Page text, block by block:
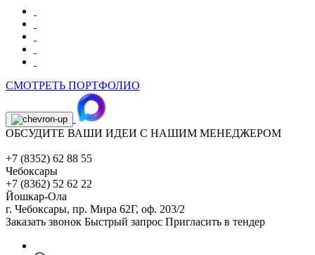
СМОТРЕТЬ ПОРТФОЛИО
ОБСУДИТЕ ВАШИ ИДЕИ С НАШИМ МЕНЕДЖЕРОМ
+7 (8352) 62 88 55
Чебоксары
+7 (8362) 52 62 22
Йошкар-Ола
г. Чебоксары, пр. Мира 62Г, оф. 203/2
Заказать звонок Быстрый запрос Пригласить в тендер